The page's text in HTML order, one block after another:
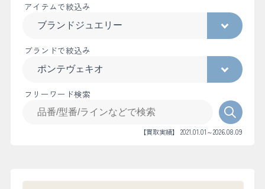
アイテムで絞込み
ブランドで絞込み
フリーワード検索
【買取実績】 2021.01.01～2026.08.09